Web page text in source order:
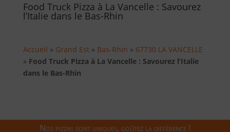
Food Truck Pizza à La Vancelle : Savourez
l’Italie dans le Bas-Rhin
Accueil » Grand Est» Bas-Rhin » 67730 LA VANCELLE
» Food Truck Pizza à La Vancelle : Savourez l’Italie
dans le Bas-Rhin
Nos pizzas sont uniques, goûtez la différence !